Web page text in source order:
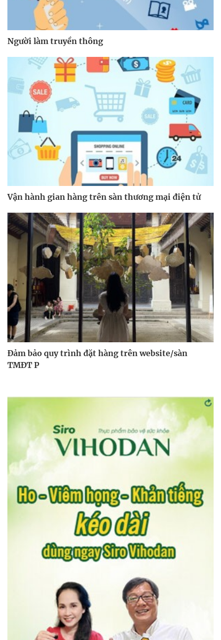
Người làm truyền thông
Vận hành gian hàng trên sàn thương mại điện tử
Đảm bảo quy trình đặt hàng trên website/sàn
TMĐT P